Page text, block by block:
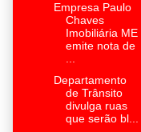
Empresa Paulo
Chaves
Imobiliária ME
emite nota de
...
Departamento
de Trânsito
divulga ruas
que serão bl...